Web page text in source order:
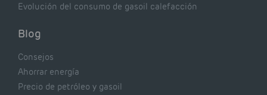
Evolución del consumo de gasoil calefacción
Blog
Consejos
Ahorrar energía
Precio de petróleo y gasoil